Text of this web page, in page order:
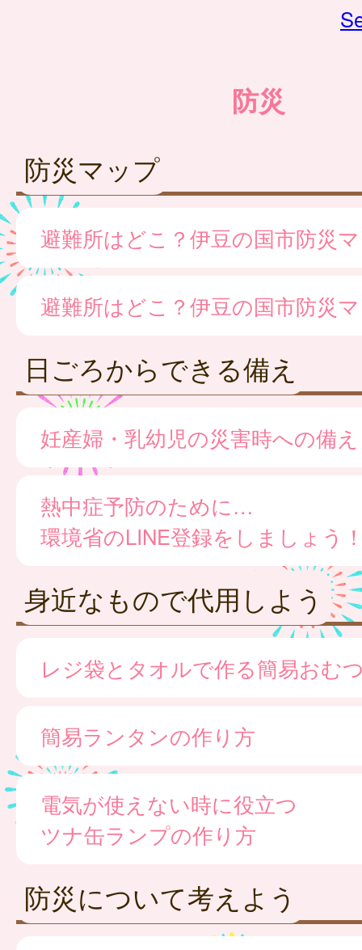
防災
防災マップ
避難所はどこ？伊豆の国市防災
避難所はどこ？伊豆の国市防災
日ごろからできる備え
妊産婦・乳幼児の災害時への備え
熱中症予防のために…
環境省のLINE登録をしましょう
身近なもので代用しよう
レジ袋とタオルで作る簡易おむ
簡易ランタンの作り方
電気が使えない時に役立つ
ツナ缶ランプの作り方
防災について考えよう